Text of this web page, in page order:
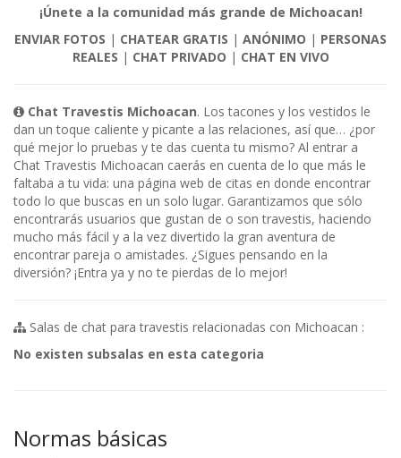
¡Únete a la comunidad más grande de Michoacan!
ENVIAR FOTOS | CHATEAR GRATIS | ANÓNIMO | PERSONAS
REALES | CHAT PRIVADO | CHAT EN VIVO
Chat Travestis Michoacan. Los tacones y los vestidos le
dan un toque caliente y picante a las relaciones, así que… ¿por
qué mejor lo pruebas y te das cuenta tu mismo? Al entrar a
Chat Travestis Michoacan caerás en cuenta de lo que más le
faltaba a tu vida: una página web de citas en donde encontrar
todo lo que buscas en un solo lugar. Garantizamos que sólo
encontrarás usuarios que gustan de o son travestis, haciendo
mucho más fácil y a la vez divertido la gran aventura de
encontrar pareja o amistades. ¿Sigues pensando en la
diversión? ¡Entra ya y no te pierdas de lo mejor!
Salas de chat para travestis relacionadas con Michoacan :
No existen subsalas en esta categoria
Normas básicas